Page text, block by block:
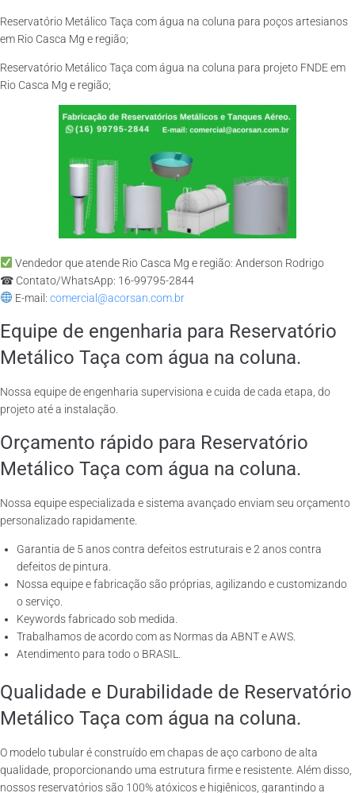
Reservatório Metálico Taça com água na coluna para poços artesianos
em Rio Casca Mg e região;
Reservatório Metálico Taça com água na coluna para projeto FNDE em
Rio Casca Mg e região;
Vendedor que atende Rio Casca Mg e região: Anderson Rodrigo
☎ Contato/WhatsApp: 16-99795-2844
E-mail: comercial@acorsan.com.br
Equipe de engenharia para Reservatório
Metálico Taça com água na coluna.
Nossa equipe de engenharia supervisiona e cuida de cada etapa, do
projeto até a instalação.
Orçamento rápido para Reservatório
Metálico Taça com água na coluna.
Nossa equipe especializada e sistema avançado enviam seu orçamento
personalizado rapidamente.
Garantia de 5 anos contra defeitos estruturais e 2 anos contra
defeitos de pintura.
Nossa equipe e fabricação são próprias, agilizando e customizando
o serviço.
Keywords fabricado sob medida.
Trabalhamos de acordo com as Normas da ABNT e AWS.
Atendimento para todo o BRASIL.
Qualidade e Durabilidade de Reservatório
Metálico Taça com água na coluna.
O modelo tubular é construído em chapas de aço carbono de alta
qualidade, proporcionando uma estrutura firme e resistente. Além disso,
nossos reservatórios são 100% atóxicos e higiênicos, garantindo a